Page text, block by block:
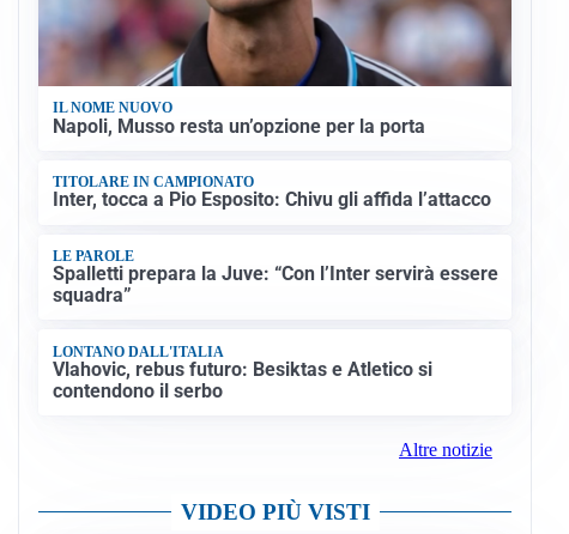
IL NOME NUOVO
Napoli, Musso resta un’opzione per la porta
TITOLARE IN CAMPIONATO
Inter, tocca a Pio Esposito: Chivu gli affida l’attacco
LE PAROLE
Spalletti prepara la Juve: “Con l’Inter servirà essere
squadra”
LONTANO DALL'ITALIA
Vlahovic, rebus futuro: Besiktas e Atletico si
contendono il serbo
Altre notizie
VIDEO PIÙ VISTI